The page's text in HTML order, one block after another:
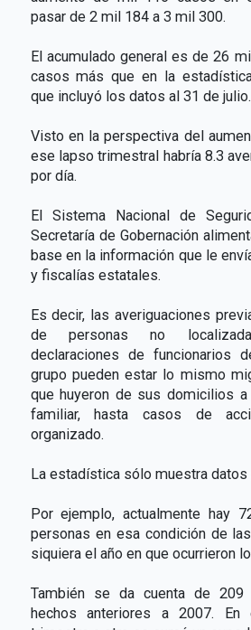
pasar de 2 mil 184 a 3 mil 300.
El acumulado general es de 26
casos más que en la
que incluyó los datos al 31 de julio.
Visto en la perspectiva del
ese lapso trimestral habría 8.3
por día.
El Sistema Nacional de
Secretaría de Gobernación
base en la información que le
y fiscalías estatales.
Es decir, las averiguaciones
de personas no
declaraciones de funcionarios
grupo pueden estar lo mismo
que huyeron de sus domicilios
familiar, hasta casos de
organizado.
La estadística sólo muestra datos
Por ejemplo, actualmente hay
personas en esa condición de
siquiera el año en que ocurrieron
También se da cuenta de 209
hechos anteriores a 2007.